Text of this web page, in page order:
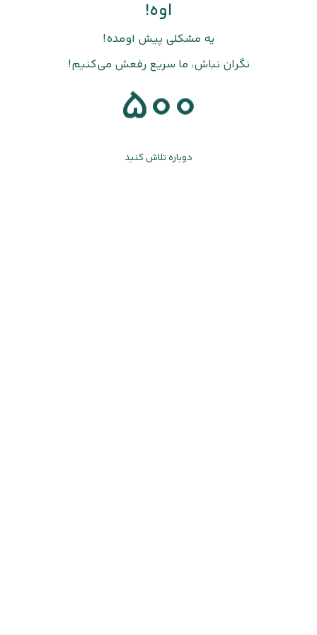
اوه!
یه مشکلی پیش اومده!
نگران نباش، ما سریع رفعش می‌کنیم!
500
دوباره تلاش کنید